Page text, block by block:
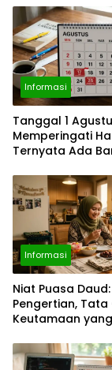
Informasi
Tanggal 1
Memperingati
Ternyata Ada
ASI Sedunia
World Wide Web
Informasi
Niat Puasa Daud:
Pengertian,
Keutamaan